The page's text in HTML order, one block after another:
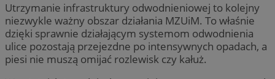
Utrzymanie infrastruktury odwodnieniowej to kolejny
niezwykle ważny obszar działania MZUiM. To właśnie
dzięki sprawnie działającym systemom odwodnienia
ulice pozostają przejezdne po intensywnych opadach, a
piesi nie muszą omijać rozlewisk czy kałuż.